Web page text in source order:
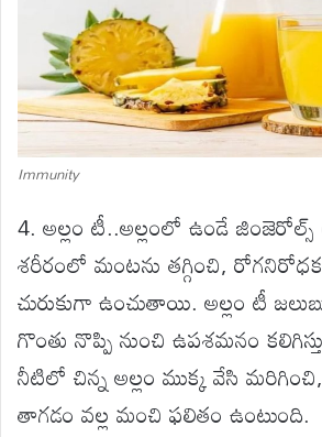
Immunity
4. అల్లం టీ..అల్లంలో ఉండే
శరీరంలో మంటను తగ్గించి, రోగనిరోధక
చురుకుగా ఉంచుతాయి. అల్లం టీ
గొంతు నొప్పి నుంచి ఉపశమనం
నీటిలో చిన్న అల్లం ముక్క వేసి
తాగడం వల్ల మంచి ఫలితం ఉంటుంది.